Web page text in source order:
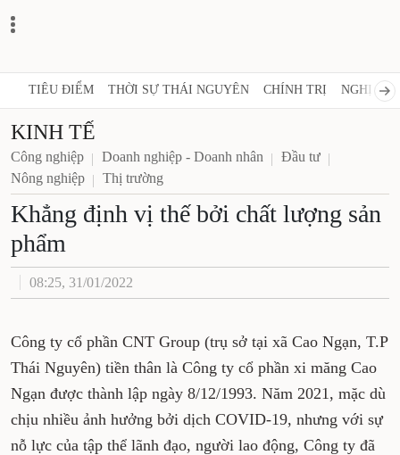
TIÊU ĐIỂM THỜI SỰ THÁI NGUYÊN CHÍNH TRỊ NGHỊ
KINH TẾ
Công nghiệp Doanh nghiệp - Doanh nhân
Đầu tư
Nông nghiệp
Thị trường
Khẳng định vị thế bởi chất lượng sản
phẩm
08:25, 31/01/2022
Công ty cổ phần CNT Group (trụ sở tại xã Cao Ngạn, T.P
Thái Nguyên) tiền thân là Công ty cổ phần xi măng Cao
Ngạn được thành lập ngày 8/12/1993. Năm 2021, mặc dù
chịu nhiều ảnh hưởng bởi dịch COVID-19, nhưng với sự
nỗ lực của tập thể lãnh đạo, người lao động, Công ty đã